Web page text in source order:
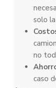
solo
no
caso